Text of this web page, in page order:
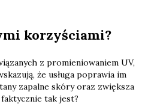
korzyściami?
z promieniowaniem UV,
że usługa poprawia im
zapalne skóry oraz zwiększa
tak jest?